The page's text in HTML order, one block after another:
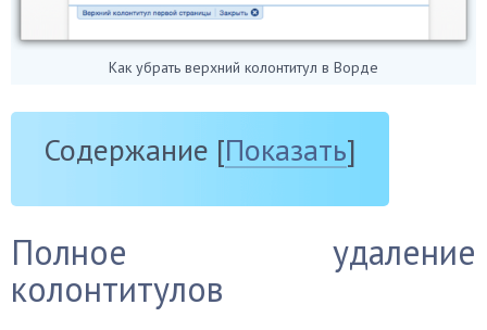
Как убрать верхний колонтитул в Ворде
Содержание [Показать]
Полное удаление
колонтитулов